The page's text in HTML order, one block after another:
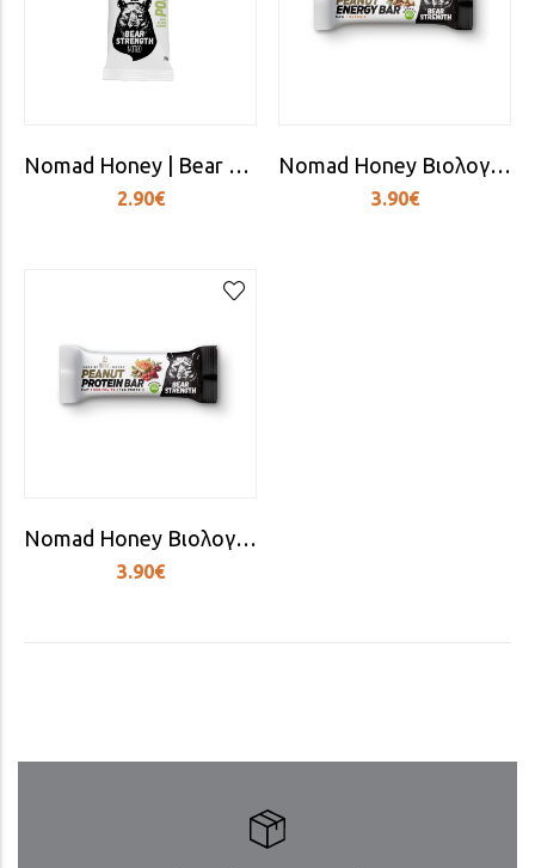
Nomad Honey | Bear Strength POLLEN Energy Gel Bio
2.90€
Nomad Honey Βιολογική μπάρα ενέργειας Peanut
3.90€
Nomad Honey Βιολογική μπάρα πρωτεΐνης Peanut - Red Fruits
3.90€